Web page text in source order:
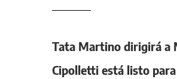
Tata Martino dirigirá a
Cipolletti está listo